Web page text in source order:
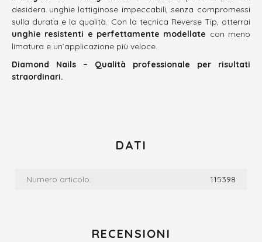
desidera unghie lattiginose impeccabili, senza compromessi
sulla durata e la qualità. Con la tecnica Reverse Tip, otterrai
unghie resistenti e perfettamente modellate con meno
limatura e un’applicazione più veloce.
Diamond Nails – Qualità professionale per risultati
straordinari.
DATI
Numero articolo: 115398
RECENSIONI